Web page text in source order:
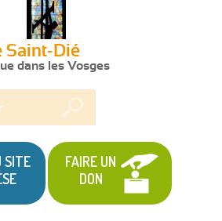
Saint-Dié
dans les Vosges
SITE
FAIRE UN
DON